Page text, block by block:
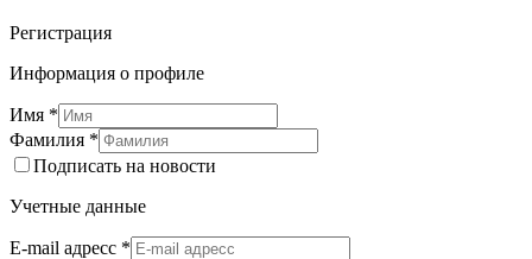
Регистрация
Информация о профиле
Имя *
Фамилия *
Подписать на новости
Учетные данные
E-mail адресс *